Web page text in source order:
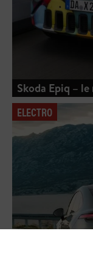
Skoda Epiq –
ELECTRO